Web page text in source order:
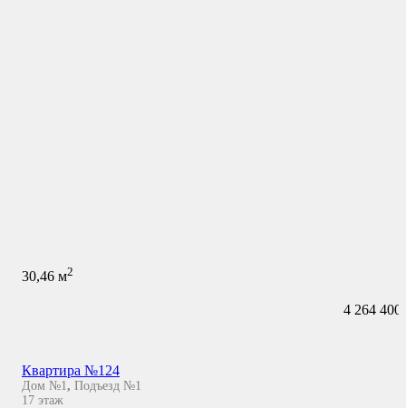
30,46 м2
4 264 400
Квартира №124
Дом №1 , Подъезд №1
17 этаж